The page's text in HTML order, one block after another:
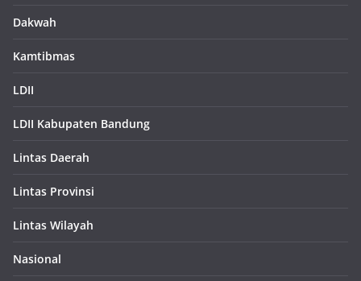
Dakwah
Kamtibmas
LDII
LDII Kabupaten Bandung
Lintas Daerah
Lintas Provinsi
Lintas Wilayah
Nasional